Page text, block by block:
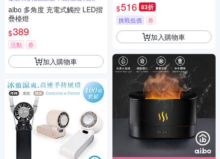
aibo 多角度 充電式觸控 LED摺
疊檯燈
$389
活動 券
加入購物車
$516 83折
挑戰低價 券
加入購物車